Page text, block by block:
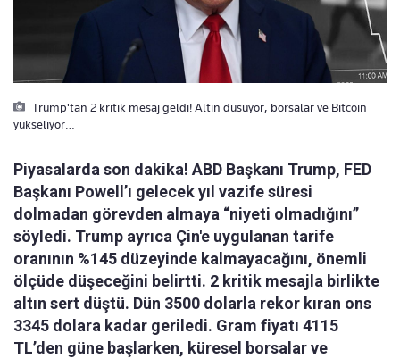
Trump'tan 2 kritik mesaj geldi! Altin düsüyor, borsalar ve Bitcoin
yükseliyor…
Piyasalarda son dakika! ABD Başkanı Trump, FED
Başkanı Powell’ı gelecek yıl vazife süresi
dolmadan görevden almaya “niyeti olmadığını”
söyledi. Trump ayrıca Çin'e uygulanan tarife
oranının %145 düzeyinde kalmayacağını, önemli
ölçüde düşeceğini belirtti. 2 kritik mesajla birlikte
altın sert düştü. Dün 3500 dolarla rekor kıran ons
3345 dolara kadar geriledi. Gram fiyatı 4115
TL’den güne başlarken, küresel borsalar ve